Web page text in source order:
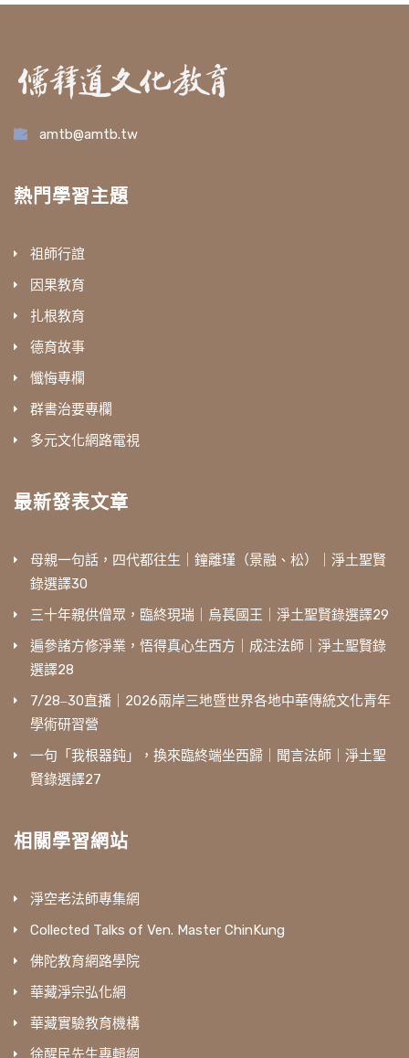
amtb@amtb.tw
熱門學習主題
祖師行誼
因果教育
扎根教育
德育故事
懺悔專欄
群書治要專欄
多元文化網路電視
最新發表文章
母親一句話，四代都往生｜鐘離瑾（景融、松）｜淨土聖賢
錄選譯30
三十年親供僧眾，臨終現瑞｜烏萇國王｜淨土聖賢錄選譯29
遍參諸方修淨業，悟得真心生西方｜成注法師｜淨土聖賢錄
選譯28
7/28‒30直播｜2026兩岸三地暨世界各地中華傳統文化青年
學術研習營
一句「我根器鈍」，換來臨終端坐西歸｜聞言法師｜淨土聖
賢錄選譯27
相關學習網站
淨空老法師專集網
Collected Talks of Ven. Master ChinKung
佛陀教育網路學院
華藏淨宗弘化網
華藏實驗教育機構
徐醒民先生專輯網